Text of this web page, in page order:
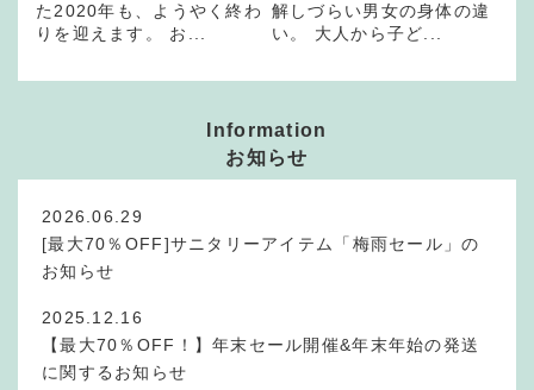
た2020年も、ようやく終わ
りを迎えます。 お...
解しづらい男女の身体の違
い。 大人から子ど...
Information
お知らせ
2026.06.29
[最大70％OFF]サニタリーアイテム「梅雨セール」の
お知らせ
2025.12.16
【最大70％OFF！】年末セール開催&年末年始の発送
に関するお知らせ